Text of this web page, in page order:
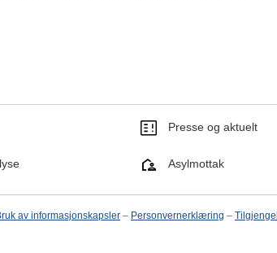
Presse og aktuelt
Asylmottak
av informasjonskapsler – Personvernerklæring –